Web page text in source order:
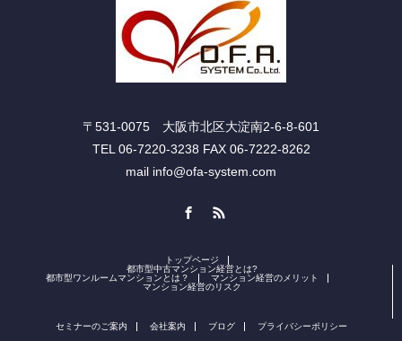
〒531-0075 大阪市北区大淀南2-6-8-601
TEL 06-7220-3238 FAX 06-7222-8262
mail info@ofa-system.com
トップページ
都市型中古マンション経営とは?
都市型ワンルームマンションとは？
マンション経営のメリット
マンション経営のリスク
セミナーのご案内 会社案内 ブログ プライバシーポリシー